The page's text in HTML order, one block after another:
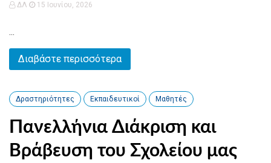
ΔΛ 15 Ιουνίου, 2026
...
Διαβάστε περισσότερα
Δραστηριότητες Εκπαιδευτικοί Μαθητές
Πανελλήνια Διάκριση και
Βράβευση του Σχολείου μας